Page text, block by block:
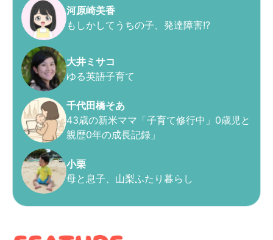
河原崎美香
もしかしてうちの子、発達障害!?
大井ミサコ
ゆる英語子育て
千代田橋そあ
43歳の新米ママ「子育て修行中」0歳児と
親歴0年の成長記録」
小栗
母と息子、山梨ふたり暮らし